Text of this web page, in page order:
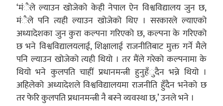
‘मंैले ल्याउन खोजेको केही नेपाल ऐन विश्वविद्यालय जुन छ,
मंैले पनि त्यही ल्याउन खोजेको थिए । सरकारले ल्याएको
अध्यादेशका जुन कुरा कल्पना गरिएको छ, कल्पना के गरिएको
छ भने विश्वविद्यालयलाई, शिक्षालाई राजनीतिबाट मुक्त गर्ने मैले
पनि ल्याउन खोजेको त्यही थियो । तर मैंले गरेको कल्पनामा के
थियो भने कुलपति चाहीं प्रधानमन्त्री हुनुहँुदैन भन्ने थियो ।
अहिलेको अध्यादेशले विश्वविद्यालयमा राजनीति हुँदैन भनेको छ
तर फेरि कुलपति प्रधानमन्त्री नै बस्ने व्यवस्था छ,’ उनले भने ।